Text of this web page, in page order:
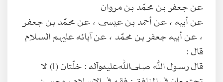
عن جعفر بن محمّد بن مروان
عن أبيه ، عن أحمد بن عيسى ، عن محمّد بن جعفر
، عن أبيه جعفر بن محمّد ، عن آبائه عليهم السلام
قال :
قال رسول الله صلى‌الله‌عليه‌وآله : خلّتان (1) لا